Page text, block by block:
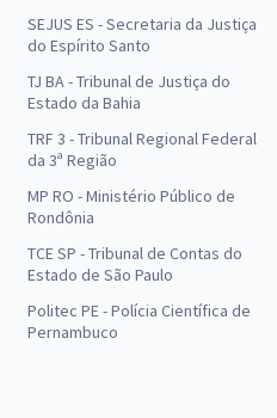
SEJUS ES - Secretaria da Justiça
do Espírito Santo
TJ BA - Tribunal de Justiça do
Estado da Bahia
TRF 3 - Tribunal Regional Federal
da 3ª Região
MP RO - Ministério Público de
Rondônia
TCE SP - Tribunal de Contas do
Estado de São Paulo
Politec PE - Polícia Científica de
Pernambuco